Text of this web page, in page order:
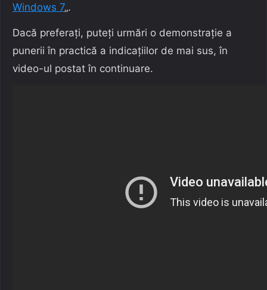
Windows 7„.
Dacă preferați, puteți urmări o demonstrație a
punerii în practică a indicațiilor de mai sus, în
video-ul postat în continuare.